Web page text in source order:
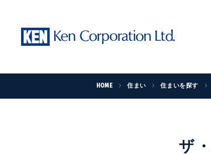
HOME 住まい 住まいを探す
ザ